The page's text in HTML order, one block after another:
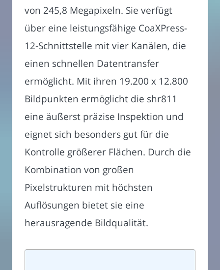
von 245,8 Megapixeln. Sie verfügt
über eine leistungsfähige CoaXPress-
12-Schnittstelle mit vier Kanälen, die
einen schnellen Datentransfer
ermöglicht. Mit ihren 19.200 x 12.800
Bildpunkten ermöglicht die shr811
eine äußerst präzise Inspektion und
eignet sich besonders gut für die
Kontrolle größerer Flächen. Durch die
Kombination von großen
Pixelstrukturen mit höchsten
Auflösungen bietet sie eine
herausragende Bildqualität.